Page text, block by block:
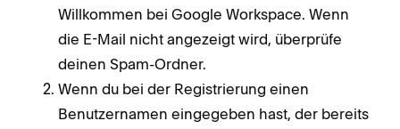
Willkommen bei Google Workspace. Wenn
die E-Mail nicht angezeigt wird, überprüfe
deinen Spam-Ordner.
Wenn du bei der Registrierung einen
Benutzernamen eingegeben hast, der bereits